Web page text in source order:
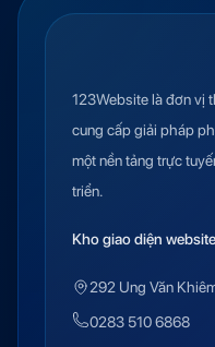
123Website là đơn vị
cung cấp giải pháp
một nền tảng trực
triển.
Kho giao diện website
292 Ung Văn
0283 510 6868